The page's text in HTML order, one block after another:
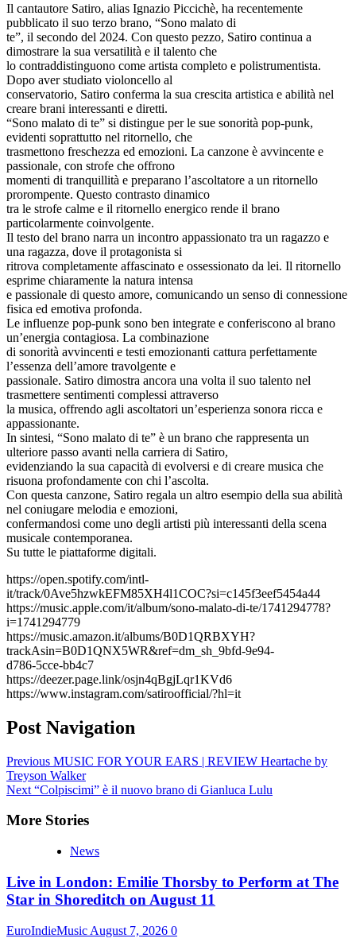
Il cantautore Satiro, alias Ignazio Piccichè, ha recentemente
pubblicato il suo terzo brano, “Sono malato di
te”, il secondo del 2024. Con questo pezzo, Satiro continua a
dimostrare la sua versatilità e il talento che
lo contraddistinguono come artista completo e polistrumentista.
Dopo aver studiato violoncello al
conservatorio, Satiro conferma la sua crescita artistica e abilità nel
creare brani interessanti e diretti.
“Sono malato di te” si distingue per le sue sonorità pop-punk,
evidenti soprattutto nel ritornello, che
trasmettono freschezza ed emozioni. La canzone è avvincente e
passionale, con strofe che offrono
momenti di tranquillità e preparano l’ascoltatore a un ritornello
prorompente. Questo contrasto dinamico
tra le strofe calme e il ritornello energico rende il brano
particolarmente coinvolgente.
Il testo del brano narra un incontro appassionato tra un ragazzo e
una ragazza, dove il protagonista si
ritrova completamente affascinato e ossessionato da lei. Il ritornello
esprime chiaramente la natura intensa
e passionale di questo amore, comunicando un senso di connessione
fisica ed emotiva profonda.
Le influenze pop-punk sono ben integrate e conferiscono al brano
un’energia contagiosa. La combinazione
di sonorità avvincenti e testi emozionanti cattura perfettamente
l’essenza dell’amore travolgente e
passionale. Satiro dimostra ancora una volta il suo talento nel
trasmettere sentimenti complessi attraverso
la musica, offrendo agli ascoltatori un’esperienza sonora ricca e
appassionante.
In sintesi, “Sono malato di te” è un brano che rappresenta un
ulteriore passo avanti nella carriera di Satiro,
evidenziando la sua capacità di evolversi e di creare musica che
risuona profondamente con chi l’ascolta.
Con questa canzone, Satiro regala un altro esempio della sua abilità
nel coniugare melodia e emozioni,
confermandosi come uno degli artisti più interessanti della scena
musicale contemporanea.
Su tutte le piattaforme digitali.
https://open.spotify.com/intl-
it/track/0Ave5hzwkEFM85XH4l1COC?si=c145f3eef5454a44
https://music.apple.com/it/album/sono-malato-di-te/1741294778?
i=1741294779
https://music.amazon.it/albums/B0D1QRBXYH?
trackAsin=B0D1QNX5WR&ref=dm_sh_9bfd-9e94-
d786-5cce-bb4c7
https://deezer.page.link/osjn4qBgjLqr1KVd6
https://www.instagram.com/satiroofficial/?hl=it
Post Navigation
Previous MUSIC FOR YOUR EARS | REVIEW Heartache by
Treyson Walker
Next “Colpiscimi” è il nuovo brano di Gianluca Lulu
More Stories
News
Live in London: Emilie Thorsby to Perform at The
Star in Shoreditch on August 11
EuroIndieMusic August 7, 2026 0